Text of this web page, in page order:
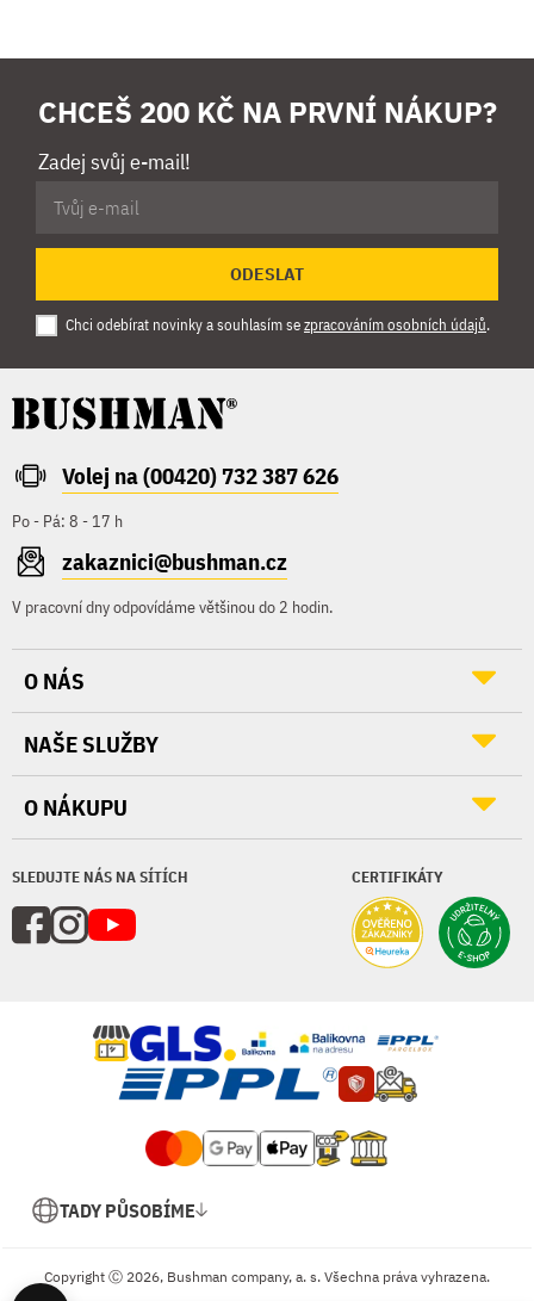
CHCEŠ 200 KČ NA PRVNÍ NÁKUP?
Zadej svůj e-mail!
ODESLAT
Chci odebírat novinky a souhlasím sezpracováním osobních údajů.
Volej na (00420) 732 387 626
Po - Pá: 8 - 17 h
zakaznici@bushman.cz
V pracovní dny odpovídáme většinou do 2 hodin.
SLEDUJTE NÁS NA SÍTÍCH CERTIFIKÁTY
O NÁS
NAŠE SLUŽBY
O NÁKUPU
TADY PŮSOBÍME
Copyright Ⓒ 2026, Bushman company, a. s. Všechna práva vyhrazena.